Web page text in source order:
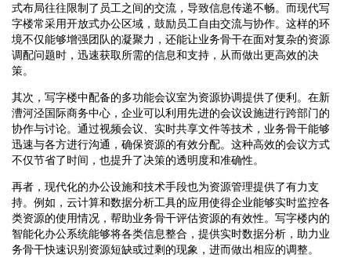
式布局往往限制了员工之间的交流，导致信息传递不畅。而现代写
字楼常采用开放式办公区域，鼓励员工自由交流与协作。这样的环
境不仅能够增强团队的凝聚力，还能让业务骨干在面对复杂的资源
调配问题时，迅速获取所需的信息和支持，从而做出更高效的决
策。
其次，写字楼中配备的多功能会议室为资源协调提供了便利。在新
漕河泾国际商务中心，企业可以利用先进的会议设施进行跨部门的
协作与讨论。通过视频会议、实时共享文件等技术，业务骨干能够
迅速与各方进行沟通，确保资源的有效分配。这种高效的会议方式
不仅节省了时间，也提升了决策的透明度和准确性。
再者，现代化的办公设施和技术手段也为资源管理提供了有力支
持。例如，云计算和数据分析工具的应用使得企业能够实时监控各
类资源的使用情况，帮助业务骨干评估资源的有效性。写字楼内的
智能化办公系统能够将各类信息整合，提供实时数据分析，助力业
务骨干快速识别资源短缺或过剩的现象，进而做出相应的调整。